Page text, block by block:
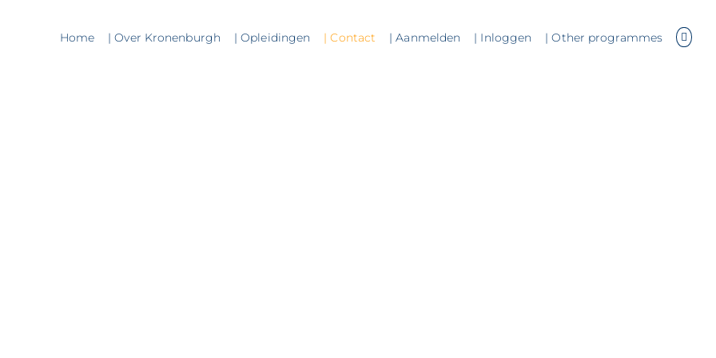
Home | Over Kronenburgh | Opleidingen | Contact | Aanmelden | Inloggen | Other programmes